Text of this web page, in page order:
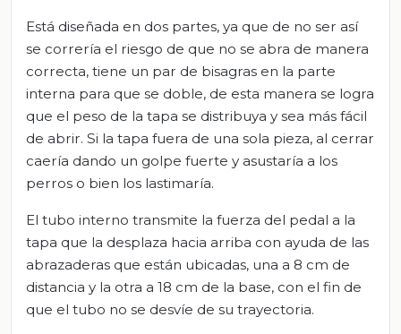
Está diseñada en dos partes, ya que de no ser así
se correría el riesgo de que no se abra de manera
correcta, tiene un par de bisagras en la parte
interna para que se doble, de esta manera se logra
que el peso de la tapa se distribuya y sea más fácil
de abrir. Si la tapa fuera de una sola pieza, al cerrar
caería dando un golpe fuerte y asustaría a los
perros o bien los lastimaría.
El tubo interno transmite la fuerza del pedal a la
tapa que la desplaza hacia arriba con ayuda de las
abrazaderas que están ubicadas, una a 8 cm de
distancia y la otra a 18 cm de la base, con el fin de
que el tubo no se desvíe de su trayectoria.